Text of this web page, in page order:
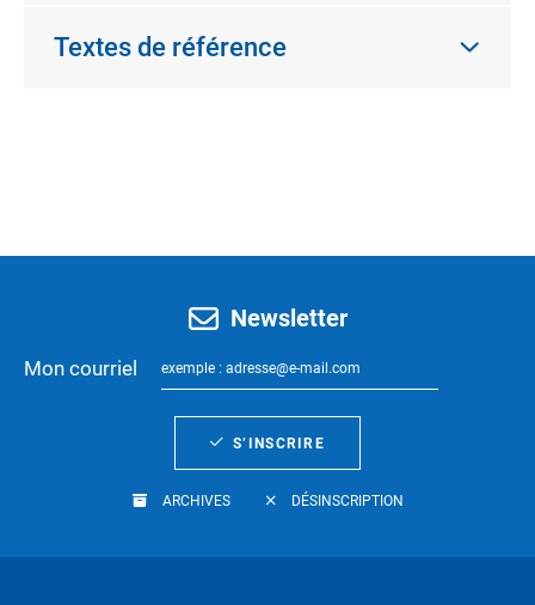
Textes de référence
Newsletter
Mon courriel
S’INSCRIRE
ARCHIVES DÉSINSCRIPTION